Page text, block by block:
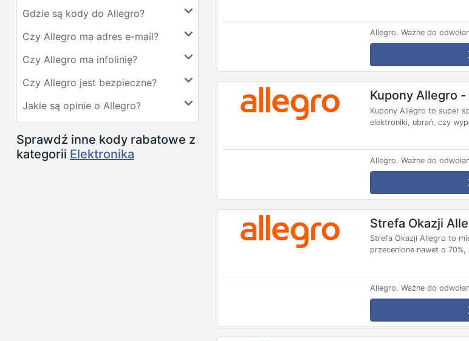
Gdzie są kody do Allegro?
Czy Allegro ma adres e-mail?
Czy Allegro ma infolinię?
Czy Allegro jest bezpieczne?
Jakie są opinie o Allegro?
Sprawdź inne kody rabatowe z
kategorii Elektronika
Allegro. Ważne do
Kupony Allegro
Kupony Allegro to super
elektroniki, ubrań, czy
Allegro. Ważne do
Strefa Okazji
Strefa Okazji Allegro to
przecenione nawet o
Allegro. Ważne do